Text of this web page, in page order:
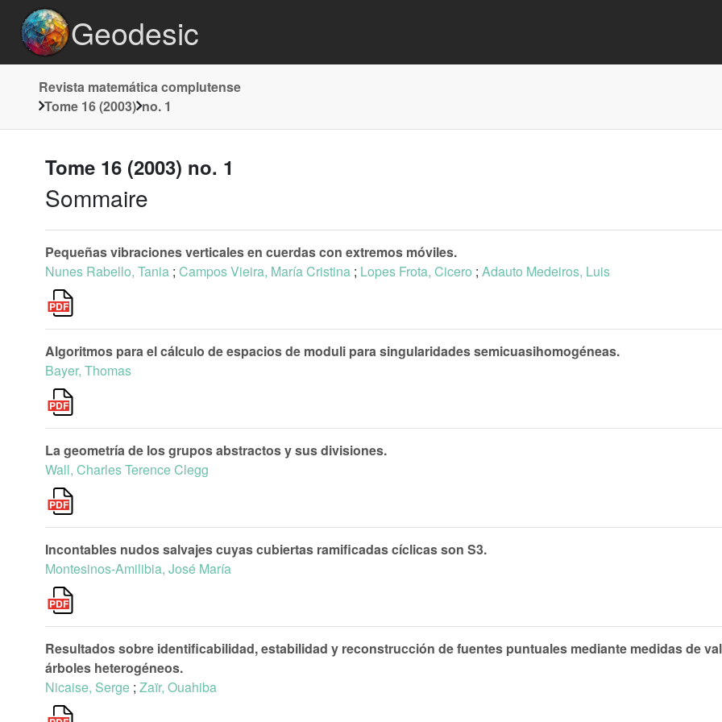
Geodesic
Revista matemática complutense
Tome 16 (2003) no. 1
Tome 16 (2003) no. 1
Sommaire
Pequeñas vibraciones verticales en cuerdas con extremos móviles.
Nunes Rabello, Tania ; Campos Vieira, María Cristina ; Lopes Frota, Cicero ; Adauto Medeiros, Luis
Algoritmos para el cálculo de espacios de moduli para singularidades semicuasihomogéneas.
Bayer, Thomas
La geometría de los grupos abstractos y sus divisiones.
Wall, Charles Terence Clegg
Incontables nudos salvajes cuyas cubiertas ramificadas cíclicas son S3.
Montesinos-Amilibia, José María
Resultados sobre identificabilidad, estabilidad y reconstrucción de fuentes puntuales mediante medidas de
árboles heterogéneos.
Nicaise, Serge ; Zaïr, Ouahiba